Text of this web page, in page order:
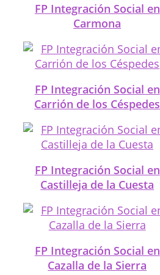
FP Integración Social en
Carmona
FP Integración Social en
Carrión de los Céspedes
FP Integración Social en
Castilleja de la Cuesta
FP Integración Social en
Cazalla de la Sierra